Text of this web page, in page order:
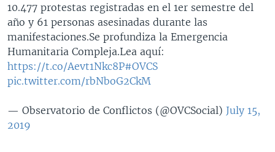
10.477 protestas registradas en el 1er semestre del
año y 61 personas asesinadas durante las
manifestaciones.Se profundiza la Emergencia
Humanitaria Compleja.Lea aquí:
https://t.co/Aevt1Nkc8P#OVCS
pic.twitter.com/rbNboG2CkM
— Observatorio de Conflictos (@OVCSocial) July 15,
2019